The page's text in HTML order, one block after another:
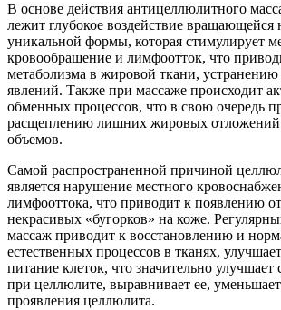
В основе действия антицеллюлитного
лежит глубокое воздействие вращающейся
уникальной формы, которая стимулирует
кровообращение и лимфоотток, что
метаболизма в жировой ткани, устранению
явлений. Также при массаже происходит
обменных процессов, что в свою очередь
расщеплению лишних жировых
объемов.
Самой распространенной причиной
является нарушение местного
лимфооттока, что приводит к появлению
некрасивых «бугорков» на коже.
массаж приводит к восстановлению и
естественных процессов в тканях,
питание клеток, что значительно улучшает
при целлюлите, выравнивает ее,
проявления целлюлита.